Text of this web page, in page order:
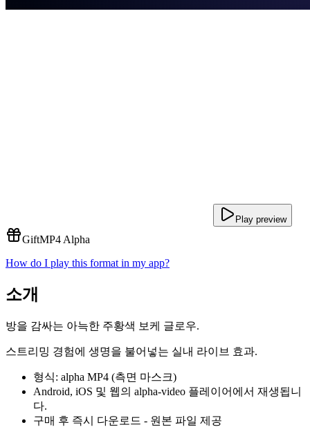
Play preview
GiftMP4 Alpha
How do I play this format in my app?
소개
방을 감싸는 아늑한 주황색 보케 글로우.
스트리밍 경험에 생명을 불어넣는 실내 라이브 효과.
형식: alpha MP4 (측면 마스크)
Android, iOS 및 웹의 alpha-video 플레이어에서 재생됩니
다.
구매 후 즉시 다운로드 - 원본 파일 제공